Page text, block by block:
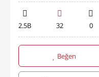
2.5B 32 0
Beğen